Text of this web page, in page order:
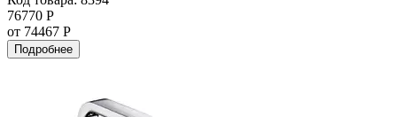
76770 Р
от 74467 Р
Подробнее